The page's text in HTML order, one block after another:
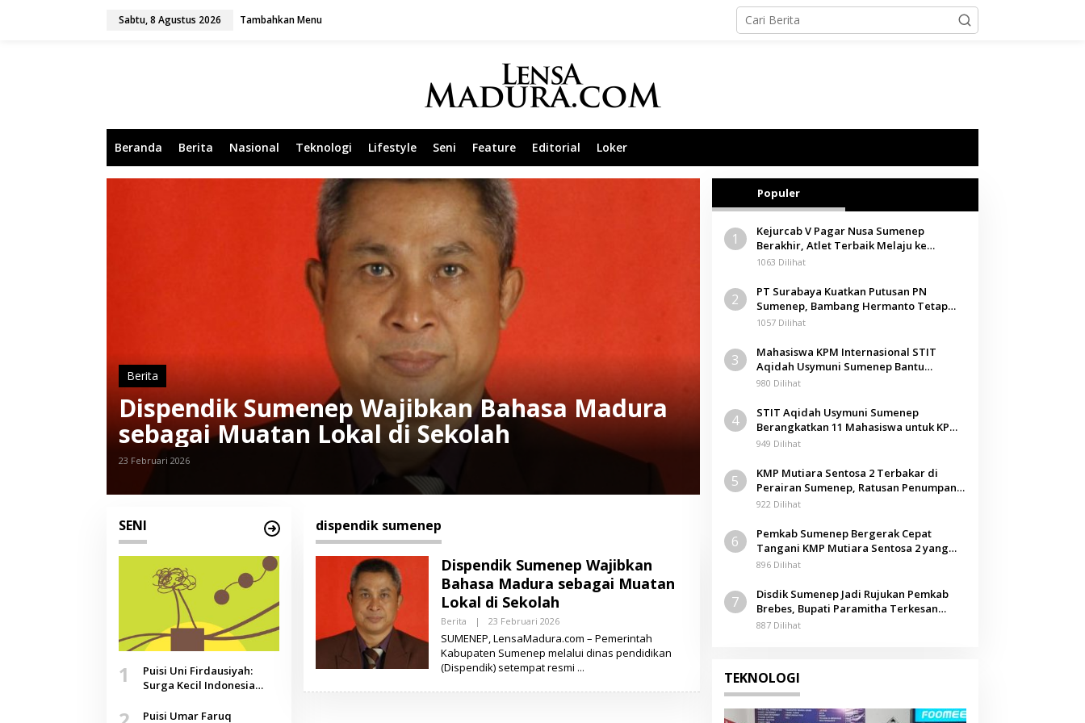
Sabtu, 8 Agustus 2026 Tambahkan Menu
Beranda Berita Nasional Teknologi Lifestyle Seni Feature Editorial Loker
Berita
Dispendik Sumenep Wajibkan Bahasa Madura
sebagai Muatan Lokal di Sekolah
23 Februari 2026
SENI
1
Puisi Uni Firdausiyah:
Surga Kecil Indonesia
Doa yang Jauh, Narasi
Puisi Umar Faruq
dispendik sumenep
Dispendik Sumenep Wajibkan
Bahasa Madura sebagai Muatan
Lokal di Sekolah
Berita | 23 Februari 2026O
E
H
L
SUMENEP, LensaMadura.com – Pemerintah
Kabupaten Sumenep melalui dinas pendidikan
(Dispendik) setempat resmi
Populer
1
Kejurcab V Pagar Nusa Sumenep
Berakhir, Atlet Terbaik Melaju ke
Kejurwil Jatim
1063 Dilihat
2
PT Surabaya Kuatkan Putusan PN
Sumenep, Bambang Hermanto Tetap
Dinyatakan Pemilik Sah Tanah di
1057 Dilihat
3
Mahasiswa KPM Internasional STIT
Aqidah Usymuni Sumenep Bantu
Pengurusan Jenazah WNI di Malaysia
980 Dilihat
4
STIT Aqidah Usymuni Sumenep
Berangkatkan 11 Mahasiswa untuk KPM
Internasional di Malaysia
949 Dilihat
5
KMP Mutiara Sentosa 2 Terbakar di
Perairan Sumenep, Ratusan Penumpang
Dievakuasi
922 Dilihat
6
Pemkab Sumenep Bergerak Cepat
Tangani KMP Mutiara Sentosa 2 yang
Terbakar
896 Dilihat
7
Disdik Sumenep Jadi Rujukan Pemkab
Brebes, Bupati Paramitha Terkesan
Pendidikan Berbasis Budaya
887 Dilihat
TEKNOLOGI